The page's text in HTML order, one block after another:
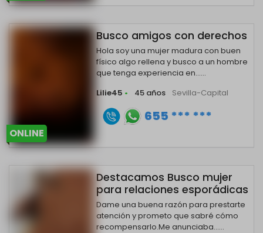
ONLINE
Busco amigos con derechos
Hola soy una mujer madura con buen
físico algo rellena y busco a un hombre
que tenga experiencia en......
Lilie45 • 45 años Sevilla-Capital
655 *** ***
Destacamos Busco mujer
para relaciones esporádicas
Dame una buena razón para prestarte
atención y prometo que sabré cómo
recompensarlo.Me anunciaba......